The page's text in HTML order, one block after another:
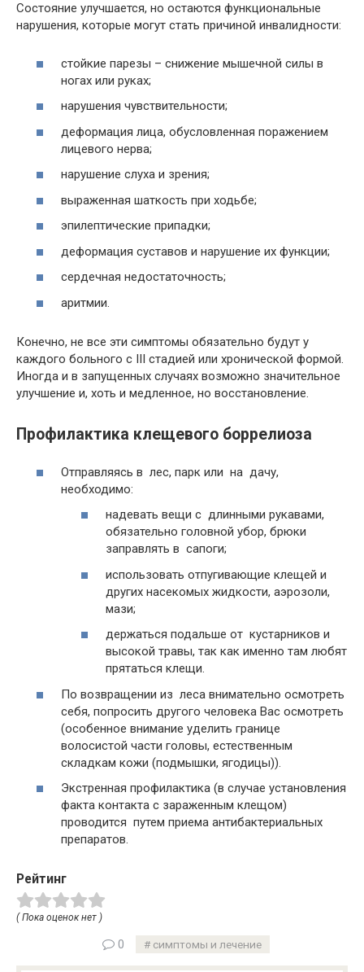
Состояние улучшается, но остаются функциональные
нарушения, которые могут стать причиной инвалидности:
стойкие парезы – снижение мышечной силы в
ногах или руках;
нарушения чувствительности;
деформация лица, обусловленная поражением
лицевого нерва;
нарушение слуха и зрения;
выраженная шаткость при ходьбе;
эпилептические припадки;
деформация суставов и нарушение их функции;
сердечная недостаточность;
аритмии.
Конечно, не все эти симптомы обязательно будут у
каждого больного с III стадией или хронической формой.
Иногда и в запущенных случаях возможно значительное
улучшение и, хоть и медленное, но восстановление.
Профилактика клещевого боррелиоза
Отправляясь в лес, парк или на дачу,
необходимо:
надевать вещи с длинными рукавами,
обязательно головной убор, брюки
заправлять в сапоги;
использовать отпугивающие клещей и
других насекомых жидкости, аэрозоли,
мази;
держаться подальше от кустарников и
высокой травы, так как именно там любят
прятаться клещи.
По возвращении из леса внимательно осмотреть
себя, попросить другого человека Вас осмотреть
(особенное внимание уделить границе
волосистой части головы, естественным
складкам кожи (подмышки, ягодицы)).
Экстренная профилактика (в случае установления
факта контакта с зараженным клещом)
проводится путем приема антибактериальных
препаратов.
Рейтинг
( Пока оценок нет )
0 симптомы и лечение